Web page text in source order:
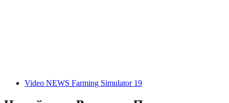
Video NEWS Farming Simulator 19